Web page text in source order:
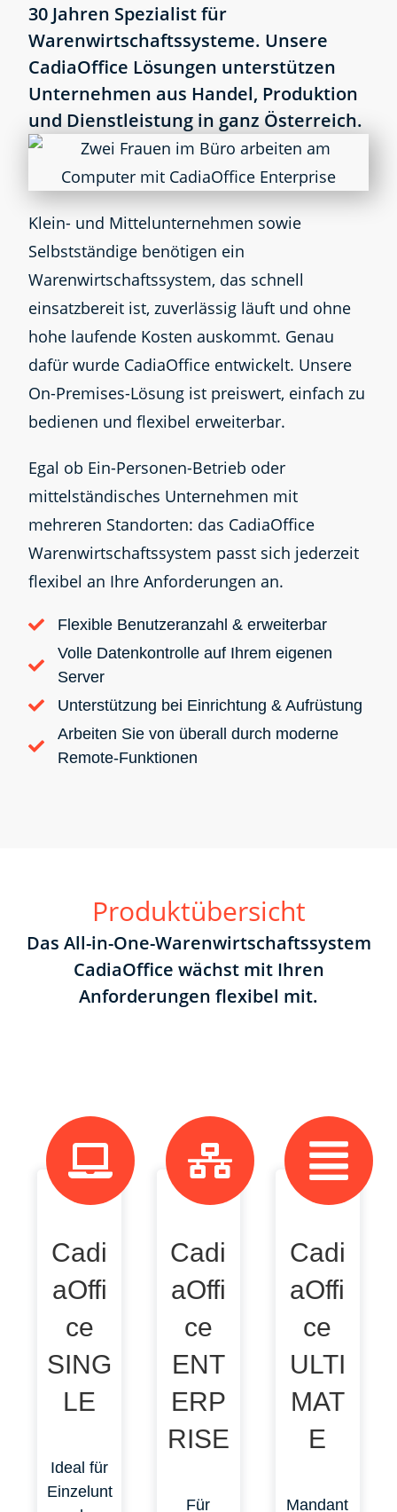
30 Jahren Spezialist für
Warenwirtschaftssysteme. Unsere
CadiaOffice Lösungen unterstützen
Unternehmen aus Handel, Produktion
und Dienstleistung in ganz Österreich.
Klein- und Mittelunternehmen sowie
Selbstständige benötigen ein
Warenwirtschaftssystem, das schnell
einsatzbereit ist, zuverlässig läuft und ohne
hohe laufende Kosten auskommt. Genau
dafür wurde CadiaOffice entwickelt. Unsere
On-Premises-Lösung ist preiswert, einfach zu
bedienen und flexibel erweiterbar.
Egal ob Ein-Personen-Betrieb oder
mittelständisches Unternehmen mit
mehreren Standorten: das CadiaOffice
Warenwirtschaftssystem passt sich jederzeit
flexibel an Ihre Anforderungen an.
Flexible Benutzeranzahl & erweiterbar
Volle Datenkontrolle auf Ihrem eigenen
Server
Unterstützung bei Einrichtung & Aufrüstung
Arbeiten Sie von überall durch moderne
Remote-Funktionen
Produktübersicht
Das All-in-One-Warenwirtschaftssystem
CadiaOffice wächst mit Ihren
Anforderungen flexibel mit.
Cadi
aOffi
ce
SING
LE
Ideal für
Einzelunt
Cadi
aOffi
ce
ENT
ERP
RISE
Für
Cadi
aOffi
ce
ULTI
MAT
E
Mandant